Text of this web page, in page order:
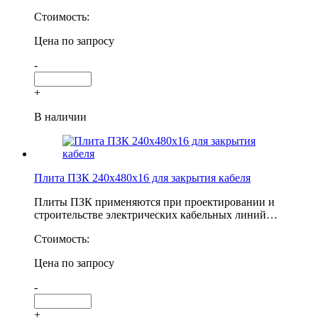
Стоимость:
Цена по запросу
-
+
В наличии
Плита ПЗК 240х480х16 для закрытия кабеля
Плиты ПЗК применяются при проектировании и
строительстве электрических кабельных линий…
Стоимость:
Цена по запросу
-
+